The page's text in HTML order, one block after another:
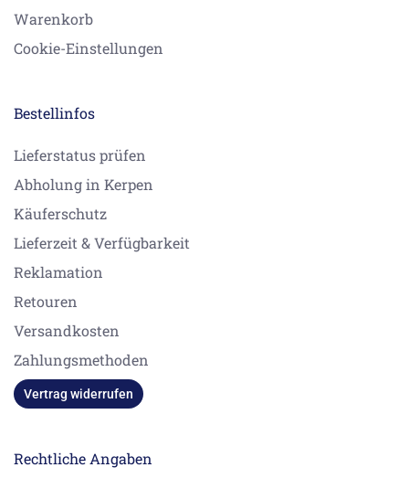
Warenkorb
Cookie-Einstellungen
Bestellinfos
Lieferstatus prüfen
Abholung in Kerpen
Käuferschutz
Lieferzeit & Verfügbarkeit
Reklamation
Retouren
Versandkosten
Zahlungsmethoden
Vertrag widerrufen
Rechtliche Angaben